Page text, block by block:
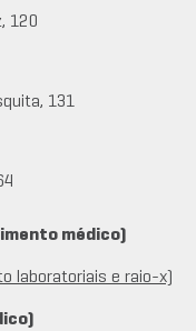
120
131
médico)
laboratoriais e raio-x)